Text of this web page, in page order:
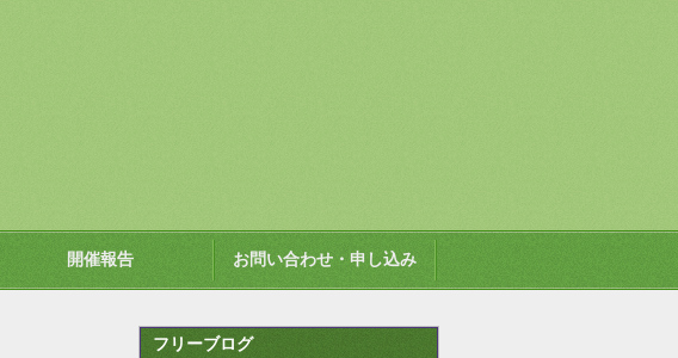
開催報告 お問い合わせ・申し込み
フリーブログ